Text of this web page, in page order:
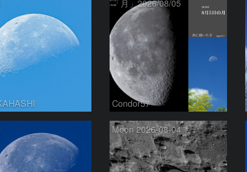
「月」2026/08/05
Condor57
Moon 2026-08-04